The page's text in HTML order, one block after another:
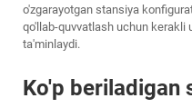
o'zgarayotgan stansiya
qo'llab-quvvatlash uchun
ta'minlaydi.
Ko'p beriladigan